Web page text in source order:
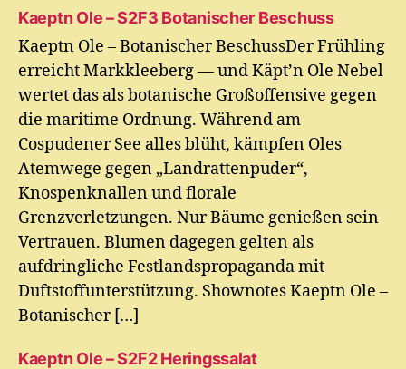
Kaeptn Ole – S2F3 Botanischer Beschuss
Kaeptn Ole – Botanischer BeschussDer Frühling
erreicht Markkleeberg — und Käpt’n Ole Nebel
wertet das als botanische Großoffensive gegen
die maritime Ordnung. Während am
Cospudener See alles blüht, kämpfen Oles
Atemwege gegen „Landrattenpuder“,
Knospenknallen und florale
Grenzverletzungen. Nur Bäume genießen sein
Vertrauen. Blumen dagegen gelten als
aufdringliche Festlandspropaganda mit
Duftstoffunterstützung. Shownotes Kaeptn Ole –
Botanischer […]
Kaeptn Ole – S2F2 Heringssalat